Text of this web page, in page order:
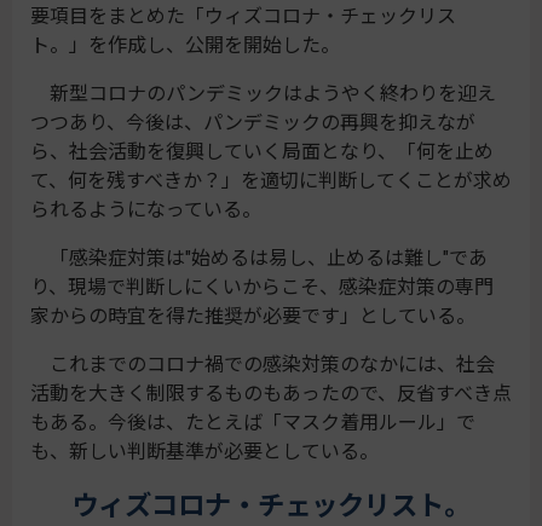
要項目をまとめた「ウィズコロナ・チェックリス
ト。」を作成し、公開を開始した。
新型コロナのパンデミックはようやく終わりを迎え
つつあり、今後は、パンデミックの再興を抑えなが
ら、社会活動を復興していく局面となり、「何を止め
て、何を残すべきか？」を適切に判断してくことが求め
られるようになっている。
「感染症対策は"始めるは易し、止めるは難し"であ
り、現場で判断しにくいからこそ、感染症対策の専門
家からの時宜を得た推奨が必要です」としている。
これまでのコロナ禍での感染対策のなかには、社会
活動を大きく制限するものもあったので、反省すべき点
もある。今後は、たとえば「マスク着用ルール」で
も、新しい判断基準が必要としている。
ウィズコロナ・チェックリスト。